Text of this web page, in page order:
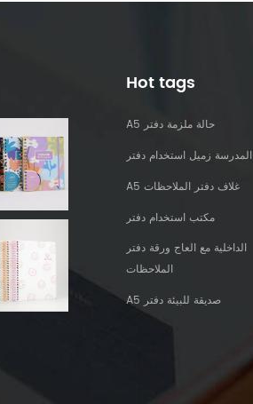
Hot tags
A5 حالة ملزمة دفتر
المدرسة زميل استخدام دفتر
A5 غلاف دفتر الملاحظات
مكتب استخدام دفتر
الداخلية مع العاج ورقة دفتر
الملاحظات
A5 صديقة للبيئة دفتر